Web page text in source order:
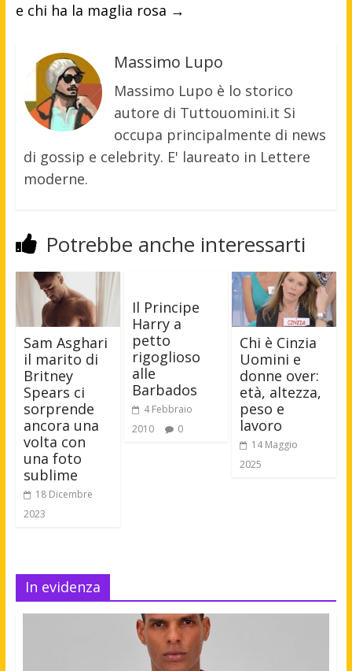
e chi ha la maglia rosa →
Massimo Lupo
Massimo Lupo è lo storico
autore di Tuttouomini.it Si
occupa principalmente di news
di gossip e celebrity. E' laureato in Lettere
moderne.
Potrebbe anche interessarti
Sam Asghari
il marito di
Britney
Spears ci
sorprende
ancora una
volta con
una foto
sublime
18 Dicembre
2023
Il Principe
Harry a
petto
rigoglioso
alle
Barbados
4 Febbraio
2010
0
Chi è Cinzia
Uomini e
donne over:
età, altezza,
peso e
lavoro
14 Maggio
2025
In evidenza